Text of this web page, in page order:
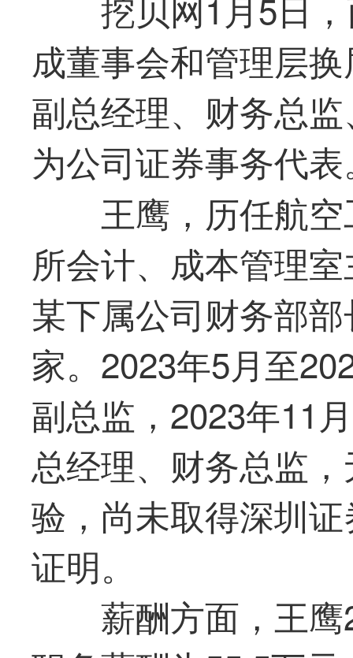
成董事会和管理层
副总经理、财务总
为公司证券事务代
王鹰，历任航
所会计、成本管理
某下属公司财务部
家。2023年5月至
副总监，2023年11
总经理、财务总监
验，尚未取得深圳
证明。
薪酬方面，王